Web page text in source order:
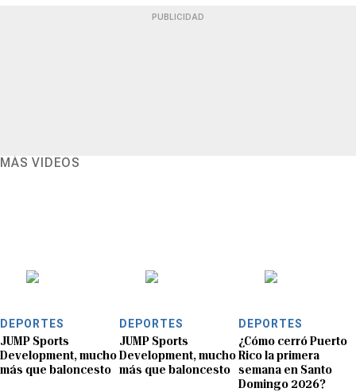
PUBLICIDAD
MÁS VIDEOS
DEPORTES
JUMP Sports
Development, mucho
más que baloncesto
DEPORTES
JUMP Sports
Development, mucho
más que baloncesto
DEPORTES
¿Cómo cerró Puerto
Rico la primera
semana en Santo
Domingo 2026?